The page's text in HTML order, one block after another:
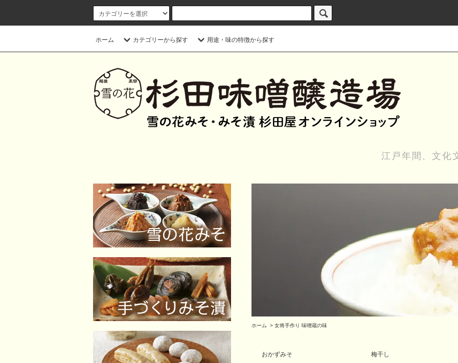
ホーム カテゴリーから探す 用途・味の特徴から探す
江戸年間、文化
ホーム > 女将手作り 味噌蔵の味
おかずみそ 梅干し